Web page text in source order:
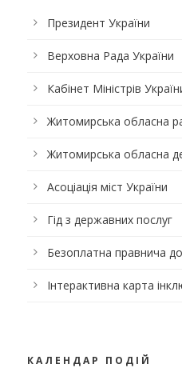
Президент України
Верховна Рада України
Кабінет Міністрів
Житомирська обласна
Житомирська обласна
Асоціація міст України
Гід з державних послуг
Безоплатна правнича
Інтерактивна карта
КАЛЕНДАР ПОДІЙ